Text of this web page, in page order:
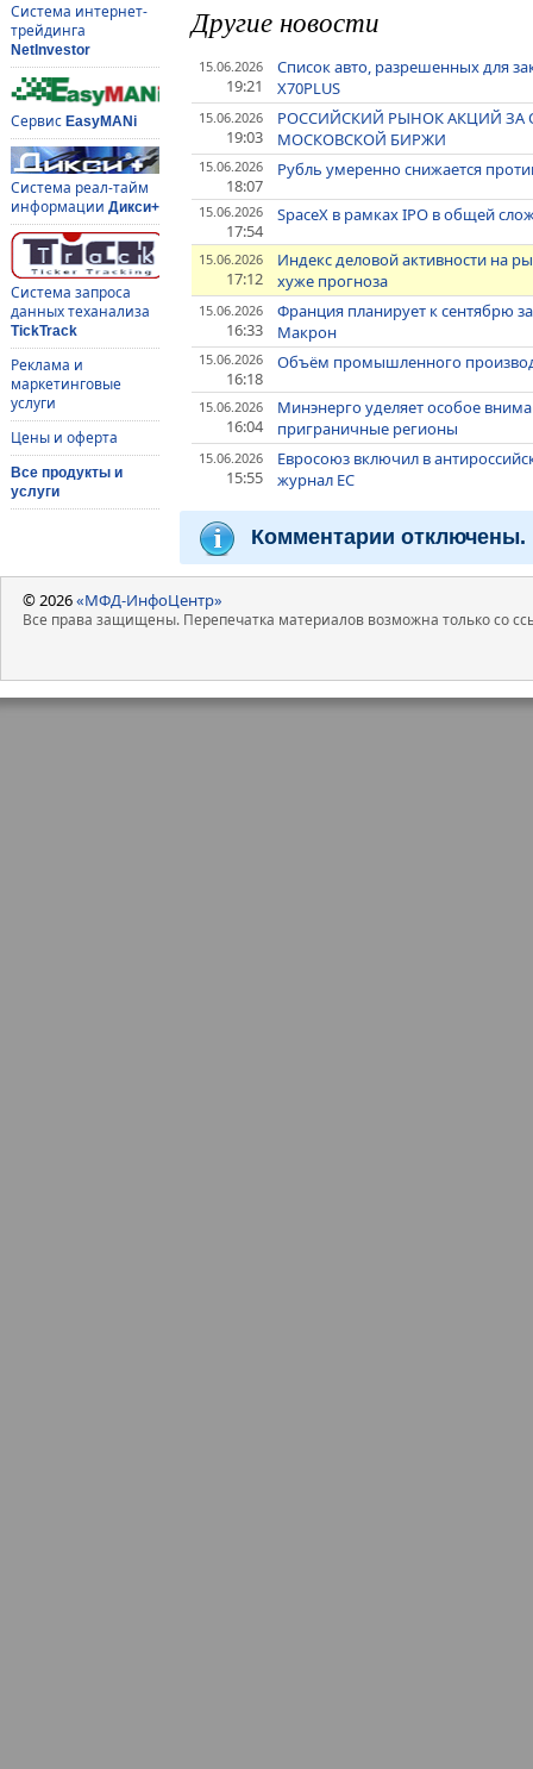
Система интернет-
трейдинга
NetInvestor
Сервис EasyMANi
Система реал-тайм
информации Дикси+
Система запроса
данных теханализа
TickTrack
Реклама и
маркетинговые
услуги
Цены и оферта
Все продукты и
услуги
Другие новости
15.06.2026
19:21
Список авто, разрешенных для
X70PLUS
15.06.2026
19:03
РОССИЙСКИЙ РЫНОК АКЦИЙ ЗА
МОСКОВСКОЙ БИРЖИ
15.06.2026
18:07
Рубль умеренно снижается
15.06.2026
17:54
SpaceX в рамках IPO в общей
15.06.2026
17:12
Индекс деловой активности на
хуже прогноза
15.06.2026
16:33
Франция планирует к сентябрю
Макрон
15.06.2026
16:18
Объём промышленного
15.06.2026
16:04
Минэнерго уделяет особое
приграничные регионы
15.06.2026
15:55
Евросоюз включил в
журнал ЕС
Комментарии отключены.
© 2026«МФД-ИнфоЦентр»
Все права защищены. Перепечатка материалов возможна только со